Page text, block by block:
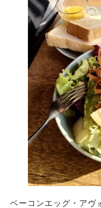
ベーコンエッグ・アヴ
人気
#今週どこいく？#自然とふれあ
#教えたい／教えて投稿記事#
#あなたはどっち？